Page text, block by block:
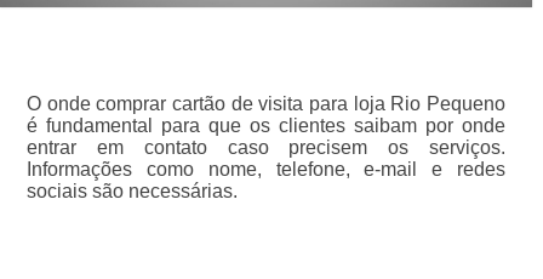
O onde comprar cartão de visita para loja Rio Pequeno
é fundamental para que os clientes saibam por onde
entrar em contato caso precisem os serviços.
Informações como nome, telefone, e-mail e redes
sociais são necessárias.